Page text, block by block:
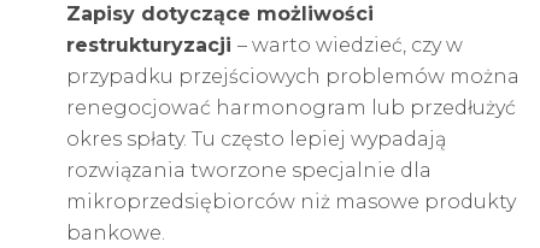
Zapisy dotyczące możliwości
restrukturyzacji – warto wiedzieć, czy w
przypadku przejściowych problemów można
renegocjować harmonogram lub przedłużyć
okres spłaty. Tu często lepiej wypadają
rozwiązania tworzone specjalnie dla
mikroprzedsiębiorców niż masowe produkty
bankowe.